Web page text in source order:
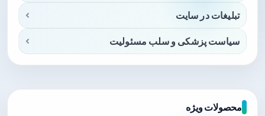
تبلیغات در سایت
سیاست پزشکی و سلب مسئولیت
محصولات ویژه